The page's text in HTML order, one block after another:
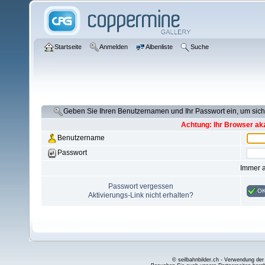
Startseite Anmelden Albenliste Suche
Geben Sie Ihren Benutzernamen und Ihr Passwort ein, um
Achtung: Ihr Browser
Benutzername
Passwort
Immer
Passwort vergessen
Aktivierungs-Link nicht erhalten?
© seilbahnbilder.ch - Verwendung